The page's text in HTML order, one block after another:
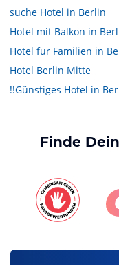
suche Hotel in Berlin
Hotel mit Balkon in
Hotel für Familien in
Hotel Berlin Mitte
!!Günstiges Hotel in
Finde